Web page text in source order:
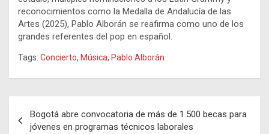
reconocimientos como la Medalla de Andalucía de las
Artes (2025), Pablo Alborán se reafirma como uno de los
grandes referentes del pop en español.
Tags: Concierto, Música, Pablo Alborán
de
Bogotá abre convocatoria de más de 1.500 becas para
jóvenes en programas técnicos laborales